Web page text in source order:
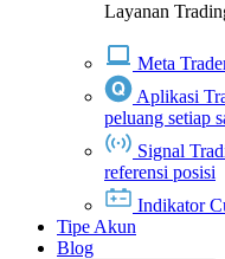
Layanan
Meta
Aplikasi
peluang setiap
Signal
referensi posisi
Indikator
Tipe Akun
Blog